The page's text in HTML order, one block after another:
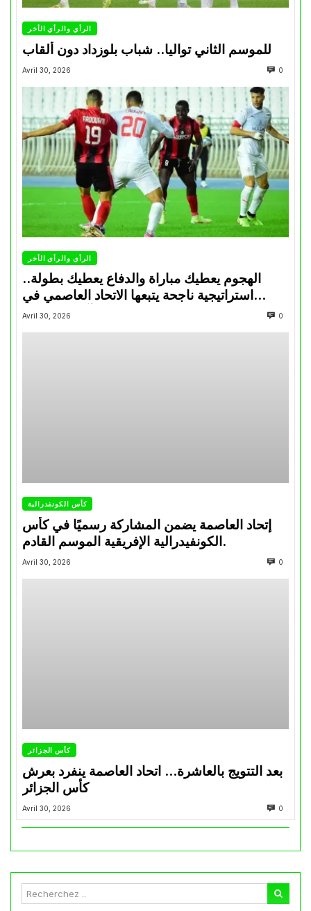
الرأي والرأي الأخر
للموسم الثاني تواليا.. شباب بلوزداد دون ألقاب
Avril 30, 2026 0
الرأي والرأي الأخر
الهجوم يعطيك مباراة والدفاع يعطيك بطولة..
استراتيجية ناجحة يتبعها الاتحاد العاصمي في
تتويجاته آخر السنوات
Avril 30, 2026 0
كأس الكونفدرالية
إتحاد العاصمة يضمن المشاركة رسميًا في كأس
الكونفيدرالية الإفريقية الموسم القادم.
Avril 30, 2026 0
كأس الجزائر
بعد التتويج بالعاشرة… اتحاد العاصمة ينفرد بعرش
كأس الجزائر
Avril 30, 2026 0